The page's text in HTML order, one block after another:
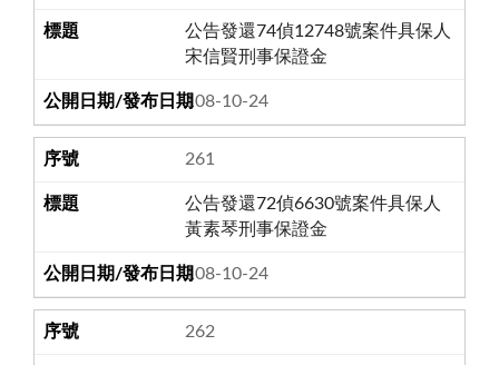
公告發還74偵12748號案件具保人
宋信賢刑事保證金
108-10-24
261
公告發還72偵6630號案件具保人
黃素琴刑事保證金
108-10-24
262